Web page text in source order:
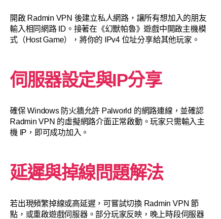
開啟 Radmin VPN 後建立私人網路，讓所有想加入的朋友
輸入相同網路 ID。接著在《幻獸帕魯》遊戲中開啟主機模
式（Host Game），將你的 IPv4 位址分享給其他玩家。
伺服器設定與IP分享
確保 Windows 防火牆允許 Palworld 的網路連線，並確認
Radmin VPN 的虛擬網路介面正常啟動。玩家只需輸入主
機 IP，即可成功加入。
延遲與掉線問題解法
若出現頻繁掉線或高延遲，可嘗試切換 Radmin VPN 節
點，或重啟遊戲伺服器。部分玩家反映，晚上時段伺服器